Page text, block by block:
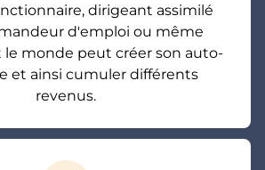
dirigeant assimilé
d'emploi ou même
le monde peut créer son auto-
et ainsi cumuler différents
revenus.